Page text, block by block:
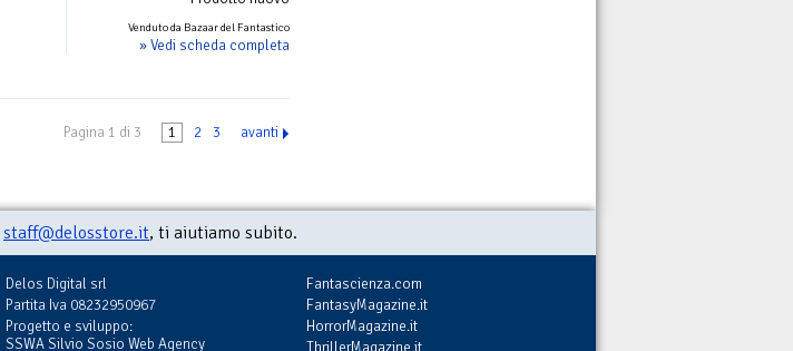
Venduto da Bazaar del Fantastico
» Vedi scheda completa
Pagina 1 di 3 1 2 3 avanti
staff@delosstore.it, ti aiutiamo subito.
Delos Digital srl
Partita Iva 08232950967
Progetto e sviluppo:
SSWA Silvio Sosio Web Agency
Fantascienza.com
FantasyMagazine.it
HorrorMagazine.it
ThrillerMagazine.it